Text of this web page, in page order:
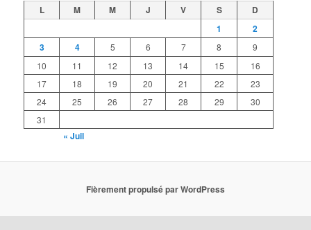
L M M J V S
D
1
2
3
4 5 6 7 8
9
10
11 12 13 14 15
16
17
18 19 20 21 22
23
24
25 26 27 28 29
30
31
« Juil
Fièrement propulsé par WordPress